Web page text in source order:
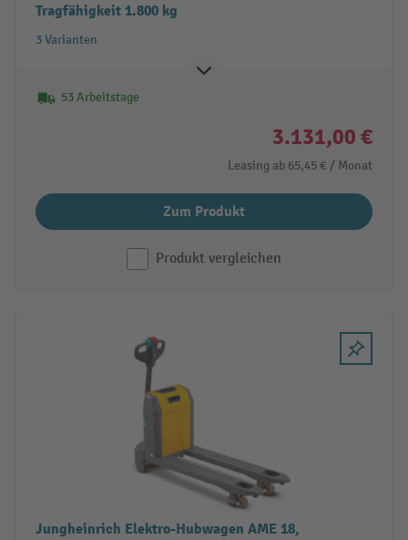
Tragfähigkeit 1.800 kg
3 Varianten
53 Arbeitstage
3.131,00 €
Leasing ab 65,45 € / Monat
Zum Produkt
Produkt vergleichen
Jungheinrich Elektro-Hubwagen AME 18,